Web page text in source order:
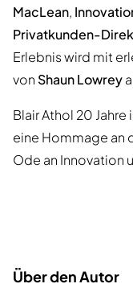
MacLean,
Privatkunden-
Erlebnis wird mit
von Shaun Lowrey
Blair Athol 20 Jahre
eine Hommage an
Ode an Innovation
Über den Autor